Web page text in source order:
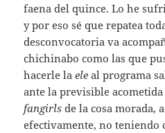
faena del quince. Lo he
y por eso sé que repatea
desconvocatoria va
chichinabo como las que
hacerle laele al programa
ante la previsible
fangirls de la cosa morada,
efectivamente, no teniendo